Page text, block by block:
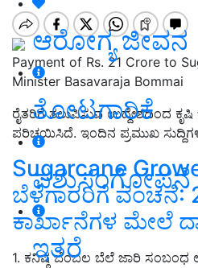
ಆರೋಗ್ಯ ಜೀವನ
ತೋಟಗಾರಿಕೆ
ಪಶುಸಂಗೋಪನೆ
ಇತರೆ
Payment of Rs. 21 Crore to
Minister Basavaraja Bommai
ರೈತರಿಗೆ ತಲುಪಿಸುವ ಉದ್ದೇಶದಿಂದ
ಪರಿಚಯಿಸಿದೆ. ಇಂದಿನ ಪ್ರಮುಖ
Sugarcane
ಬೆಳೆಗಾರರಿಗೆ ವಂಚನೆ:
ಕಾರ್ಖಾನೆಗಳ ಮೇಲೆ
1. ಕನಿಷ್ಠ ಬೆಂಬಲ ಬೆಲೆ ಜಾರಿ